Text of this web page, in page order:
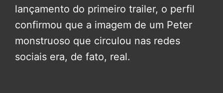
lançamento do primeiro trailer, o perfil
confirmou que a imagem de um Peter
monstruoso que circulou nas redes
sociais era, de fato, real.